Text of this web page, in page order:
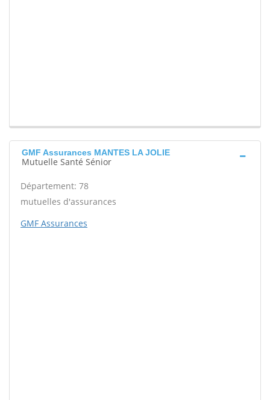
GMF Assurances MANTES LA JOLIE
Mutuelle Santé Sénior
Département: 78
mutuelles d'assurances
GMF Assurances